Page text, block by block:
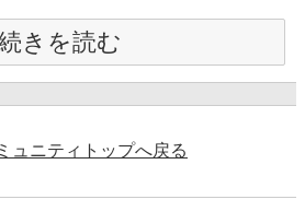
きを読む
ュニティトップへ戻る